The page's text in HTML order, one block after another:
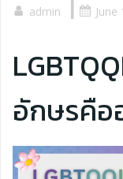
admin June
อักษรคือ